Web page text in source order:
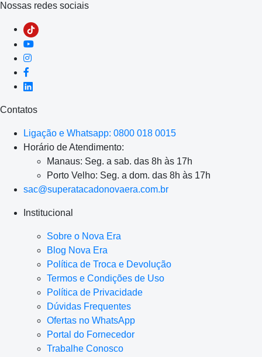
Nossas redes sociais
Contatos
Ligação e Whatsapp: 0800 018 0015
Horário de Atendimento:
Manaus: Seg. a sab. das 8h às 17h
Porto Velho: Seg. a dom. das 8h às 17h
sac@superatacadonovaera.com.br
Institucional
Sobre o Nova Era
Blog Nova Era
Política de Troca e Devolução
Termos e Condições de Uso
Política de Privacidade
Dúvidas Frequentes
Ofertas no WhatsApp
Portal do Fornecedor
Trabalhe Conosco